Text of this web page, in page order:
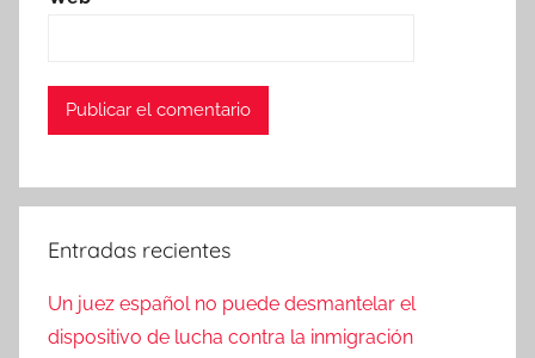
Entradas recientes
Un juez español no puede desmantelar el
dispositivo de lucha contra la inmigración